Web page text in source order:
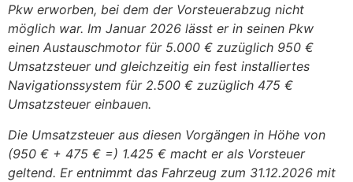
Pkw erworben, bei dem der Vorsteuerabzug nicht
möglich war. Im Januar 2026 lässt er in seinen Pkw
einen Austauschmotor für 5.000 € zuzüglich 950 €
Umsatzsteuer und gleichzeitig ein fest installiertes
Navigationssystem für 2.500 € zuzüglich 475 €
Umsatzsteuer einbauen.
Die Umsatzsteuer aus diesen Vorgängen in Höhe von
(950 € + 475 € =) 1.425 € macht er als Vorsteuer
geltend. Er entnimmt das Fahrzeug zum 31.12.2026 mit